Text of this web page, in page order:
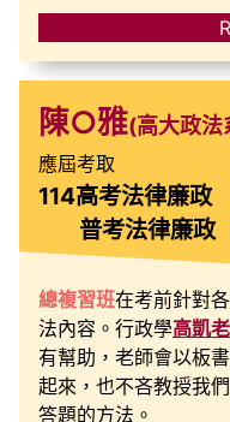
陳○雅(高大政法
應屆考取
114高考法律廉政
普考法律廉政
總複習班在考前針對
法內容。行政學高凱
有幫助，老師會以板
起來，也不吝教授我
答題的方法。